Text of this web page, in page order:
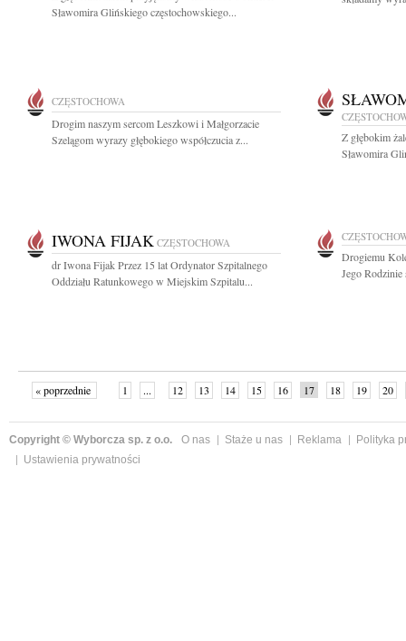
Sławomira Glińskiego częstochowskiego...
CZĘSTOCHOWA
Drogim naszym sercom Leszkowi i Małgorzacie
Szelągom wyrazy głębokiego współczucia z...
Z głębokim
Sławomira
IWONA FIJAK CZĘSTOCHOWA
dr Iwona Fijak Przez 15 lat Ordynator Szpitalnego
Oddziału Ratunkowego w Miejskim Szpitalu...
Drogiemu
Jego Rodzinie
« poprzednie 1 ... 12 13 14 15 16 17 18 19
20
Copyright © Wyborcza sp. z o.o. O nas Staże u nas Reklama
Polityka
Ustawienia prywatności